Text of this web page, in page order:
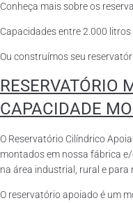
Conheça mais sobre os
Capacidades entre 2.000
Ou construímos seu
RESERVATÓRIO
CAPACIDADE
O Reservatório Cilíndrico
montados em nossa fábrica e/
na área industrial, rural e para
O reservatório apoiado é um